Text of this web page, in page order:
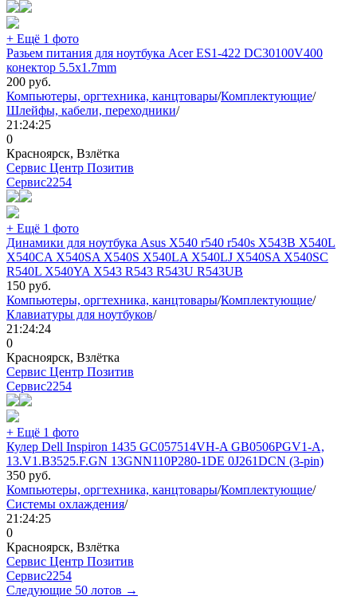
+ Ещё 1 фото
Разьем питания для ноутбука Acer ES1-422 DC30100V400
конектор 5.5x1.7mm
200 руб.
Компьютеры, оргтехника, канцтовары/Комплектующие/
Шлейфы, кабели, переходники/
21:24:25
0
Красноярск, Взлётка
Сервис Центр Позитив
Сервис2254
+ Ещё 1 фото
Динамики для ноутбука Asus X540 r540 r540s X543B X540L
X540CA X540SA X540S X540LA X540LJ X540SA X540SC
R540L X540YA X543 R543 R543U R543UB
150 руб.
Компьютеры, оргтехника, канцтовары/Комплектующие/
Клавиатуры для ноутбуков/
21:24:24
0
Красноярск, Взлётка
Сервис Центр Позитив
Сервис2254
+ Ещё 1 фото
Кулер Dell Inspiron 1435 GC057514VH-A GB0506PGV1-A,
13.V1.B3525.F.GN 13GNN110P280-1DE 0J261DCN (3-pin)
350 руб.
Компьютеры, оргтехника, канцтовары/Комплектующие/
Системы охлаждения/
21:24:25
0
Красноярск, Взлётка
Сервис Центр Позитив
Сервис2254
Следующие 50 лотов →